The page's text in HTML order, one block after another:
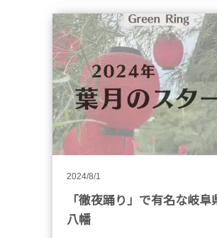
2024/8/1
「徹夜踊り」で有名な岐阜
八幡